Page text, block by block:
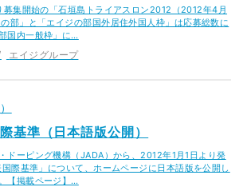
募集開始の「石垣島トライアスロン2012（2012年4月
部」と「エイジの部国外居住外国人枠」は応募総数に
国内一般枠」に…
エイジグループ
基準（日本語版公開）
ドーピング機構（JADA）から、2012年1月1日より発
際基準」について、ホームページに日本語版を公開し
【掲載ページ】…